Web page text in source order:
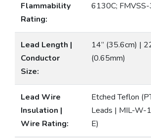
Flammability
Rating:
6130C;
Lead Length |
Conductor
Size:
14” (35.6cm) |
(0.65mm)
Lead Wire
Insulation |
Wire Rating:
Etched Teflon
Leads | MIL-W-
E)